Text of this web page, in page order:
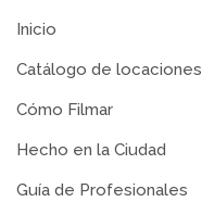
Inicio
Catálogo de locaciones
Cómo Filmar
Hecho en la Ciudad
Guía de Profesionales